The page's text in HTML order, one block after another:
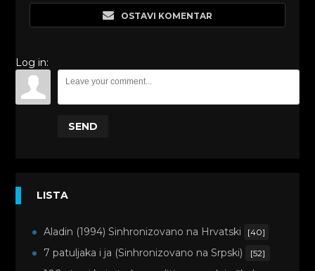
OSTAVI KOMENTAR
Log in:
SEND
LISTA
Aladin (1994) Sinhronizovano na Hrvatski [40]
7 patuljaka i ja (Sinhronizovano na Srpski) [52]